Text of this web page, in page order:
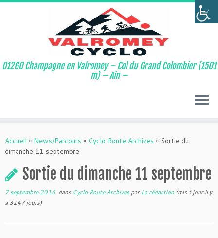
au
contenu
01260 Champagne en Valromey – Col du Grand Colombier (1501
m) – Ain –
Accueil » News/Parcours » Cyclo Route Archives » Sortie du
dimanche 11 septembre
Sortie du dimanche 11 septembre
7 septembre 2016 dans Cyclo Route ArchivesparLa rédaction (mis à jour il y
a 3147 jours)